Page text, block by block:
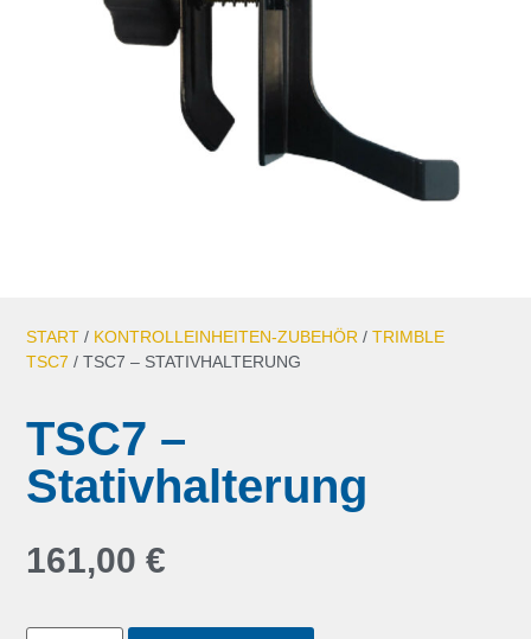
START / KONTROLLEINHEITEN-ZUBEHÖR /TRIMBLE
TSC7 / TSC7 – STATIVHALTERUNG
TSC7 –
Stativhalterung
161,00€